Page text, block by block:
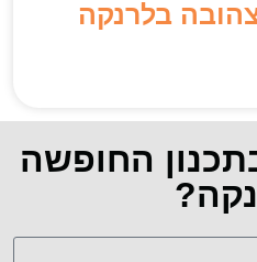
בלרנקה
החופשה